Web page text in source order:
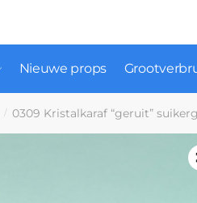
Nieuwe props
/ 0309 Kristalkaraf “geruit”